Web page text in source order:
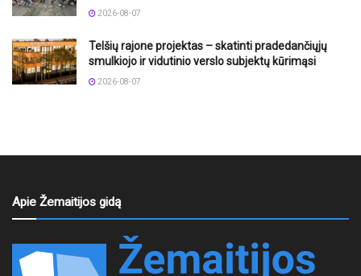
2026-08-07
Telšių rajone projektas – skatinti pradedančiųjų
smulkiojo ir vidutinio verslo subjektų kūrimąsi
2026-08-07
Apie Žemaitijos gidą